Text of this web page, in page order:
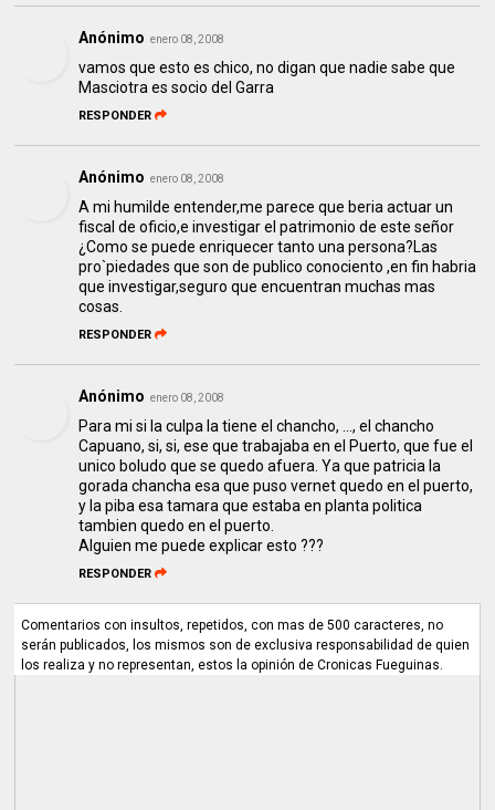
Anónimo enero 08, 2008
vamos que esto es chico, no digan que nadie sabe que
Masciotra es socio del Garra
RESPONDER
Anónimo enero 08, 2008
A mi humilde entender,me parece que beria actuar un
fiscal de oficio,e investigar el patrimonio de este señor
¿Como se puede enriquecer tanto una persona?Las
pro`piedades que son de publico conociento ,en fin habria
que investigar,seguro que encuentran muchas mas
cosas.
RESPONDER
Anónimo enero 08, 2008
Para mi si la culpa la tiene el chancho, ..., el chancho
Capuano, si, si, ese que trabajaba en el Puerto, que fue el
unico boludo que se quedo afuera. Ya que patricia la
gorada chancha esa que puso vernet quedo en el puerto,
y la piba esa tamara que estaba en planta politica
tambien quedo en el puerto.
Alguien me puede explicar esto ???
RESPONDER
Comentarios con insultos, repetidos, con mas de 500 caracteres, no
serán publicados, los mismos son de exclusiva responsabilidad de quien
los realiza y no representan, estos la opinión de Cronicas Fueguinas.